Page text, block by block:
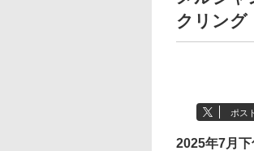
クリング
ポス
2025年7月